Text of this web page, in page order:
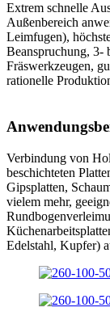
Extrem schnelle
Außenbereich
Leimfugen),
Beanspruchung, 3-
Fräswerkzeugen,
rationelle
Verbindung von
beschichteten
Gipsplatten,
vielem mehr,
Edelstahl, Kupfer)